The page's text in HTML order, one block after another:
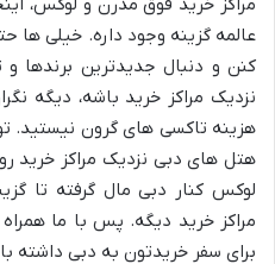
عالمه گزینه وجود داره. خیلی ها
کنن و دنبال جدیدترین برندها
نزدیک مراکز خرید باشه، دیگه
هزینه تاکسی های گرون نیستید. تو
هتل های دبی نزدیک مراکز خرید
لوکس کنار دبی مال گرفته تا
مراکز خرید دیگه. پس با ما
برای سفر خریدتون به دبی داشته